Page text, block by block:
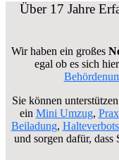
Über 17 Jahre
Wir haben ein großes
egal ob es sich
Sie können
ein Mini Umzug,
Beiladung,
und sorgen dafür, dass